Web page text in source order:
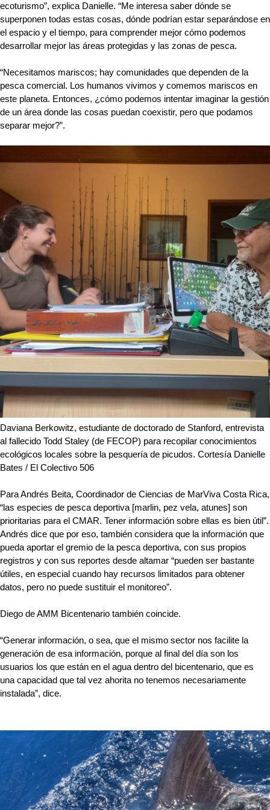
ecoturismo”, explica Danielle. “Me interesa saber dónde se
superponen todas estas cosas, dónde podrían estar separándose en
el espacio y el tiempo, para comprender mejor cómo podemos
desarrollar mejor las áreas protegidas y las zonas de pesca.
“Necesitamos mariscos; hay comunidades que dependen de la
pesca comercial. Los humanos vivimos y comemos mariscos en
este planeta. Entonces, ¿cómo podemos intentar imaginar la gestión
de un área donde las cosas puedan coexistir, pero que podamos
separar mejor?”.
Daviana Berkowitz, estudiante de doctorado de Stanford, entrevista
al fallecido Todd Staley (de FECOP) para recopilar conocimientos
ecológicos locales sobre la pesquería de picudos. Cortesía Danielle
Bates / El Colectivo 506
Para Andrés Beita, Coordinador de Ciencias de MarViva Costa Rica,
“las especies de pesca deportiva [marlin, pez vela, atunes] son
prioritarias para el CMAR. Tener información sobre ellas es bien útil”.
Andrés dice que por eso, también considera que la información que
pueda aportar el gremio de la pesca deportiva, con sus propios
registros y con sus reportes desde altamar “pueden ser bastante
útiles, en especial cuando hay recursos limitados para obtener
datos, pero no puede sustituir el monitoreo”.
Diego de AMM Bicentenario también coincide.
“Generar información, o sea, que el mismo sector nos facilite la
generación de esa información, porque al final del día son los
usuarios los que están en el agua dentro del bicentenario, que es
una capacidad que tal vez ahorita no tenemos necesariamente
instalada”, dice.